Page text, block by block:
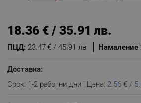
Намаление
ПЦД: 23.47 € / 45.91 лв.
18.36 € / 35.91 лв.
Доставка:
Срок: 1-2 работни дни | Цена: 2.56 € /